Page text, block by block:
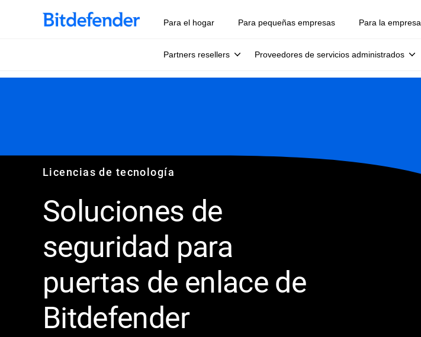
Para el hogar Para pequeñas empresas Para la empresa
Partners resellers Proveedores de servicios administrados
Licencias de tecnología
Soluciones de
seguridad para
puertas de enlace de
Bitdefender